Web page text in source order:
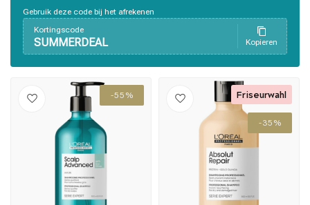
Stylingprodukte
Gebruik deze code bij het afrekenen
Kortingscode
SUMMERDEAL Kopieren
-55%
-35%
Friseurwahl